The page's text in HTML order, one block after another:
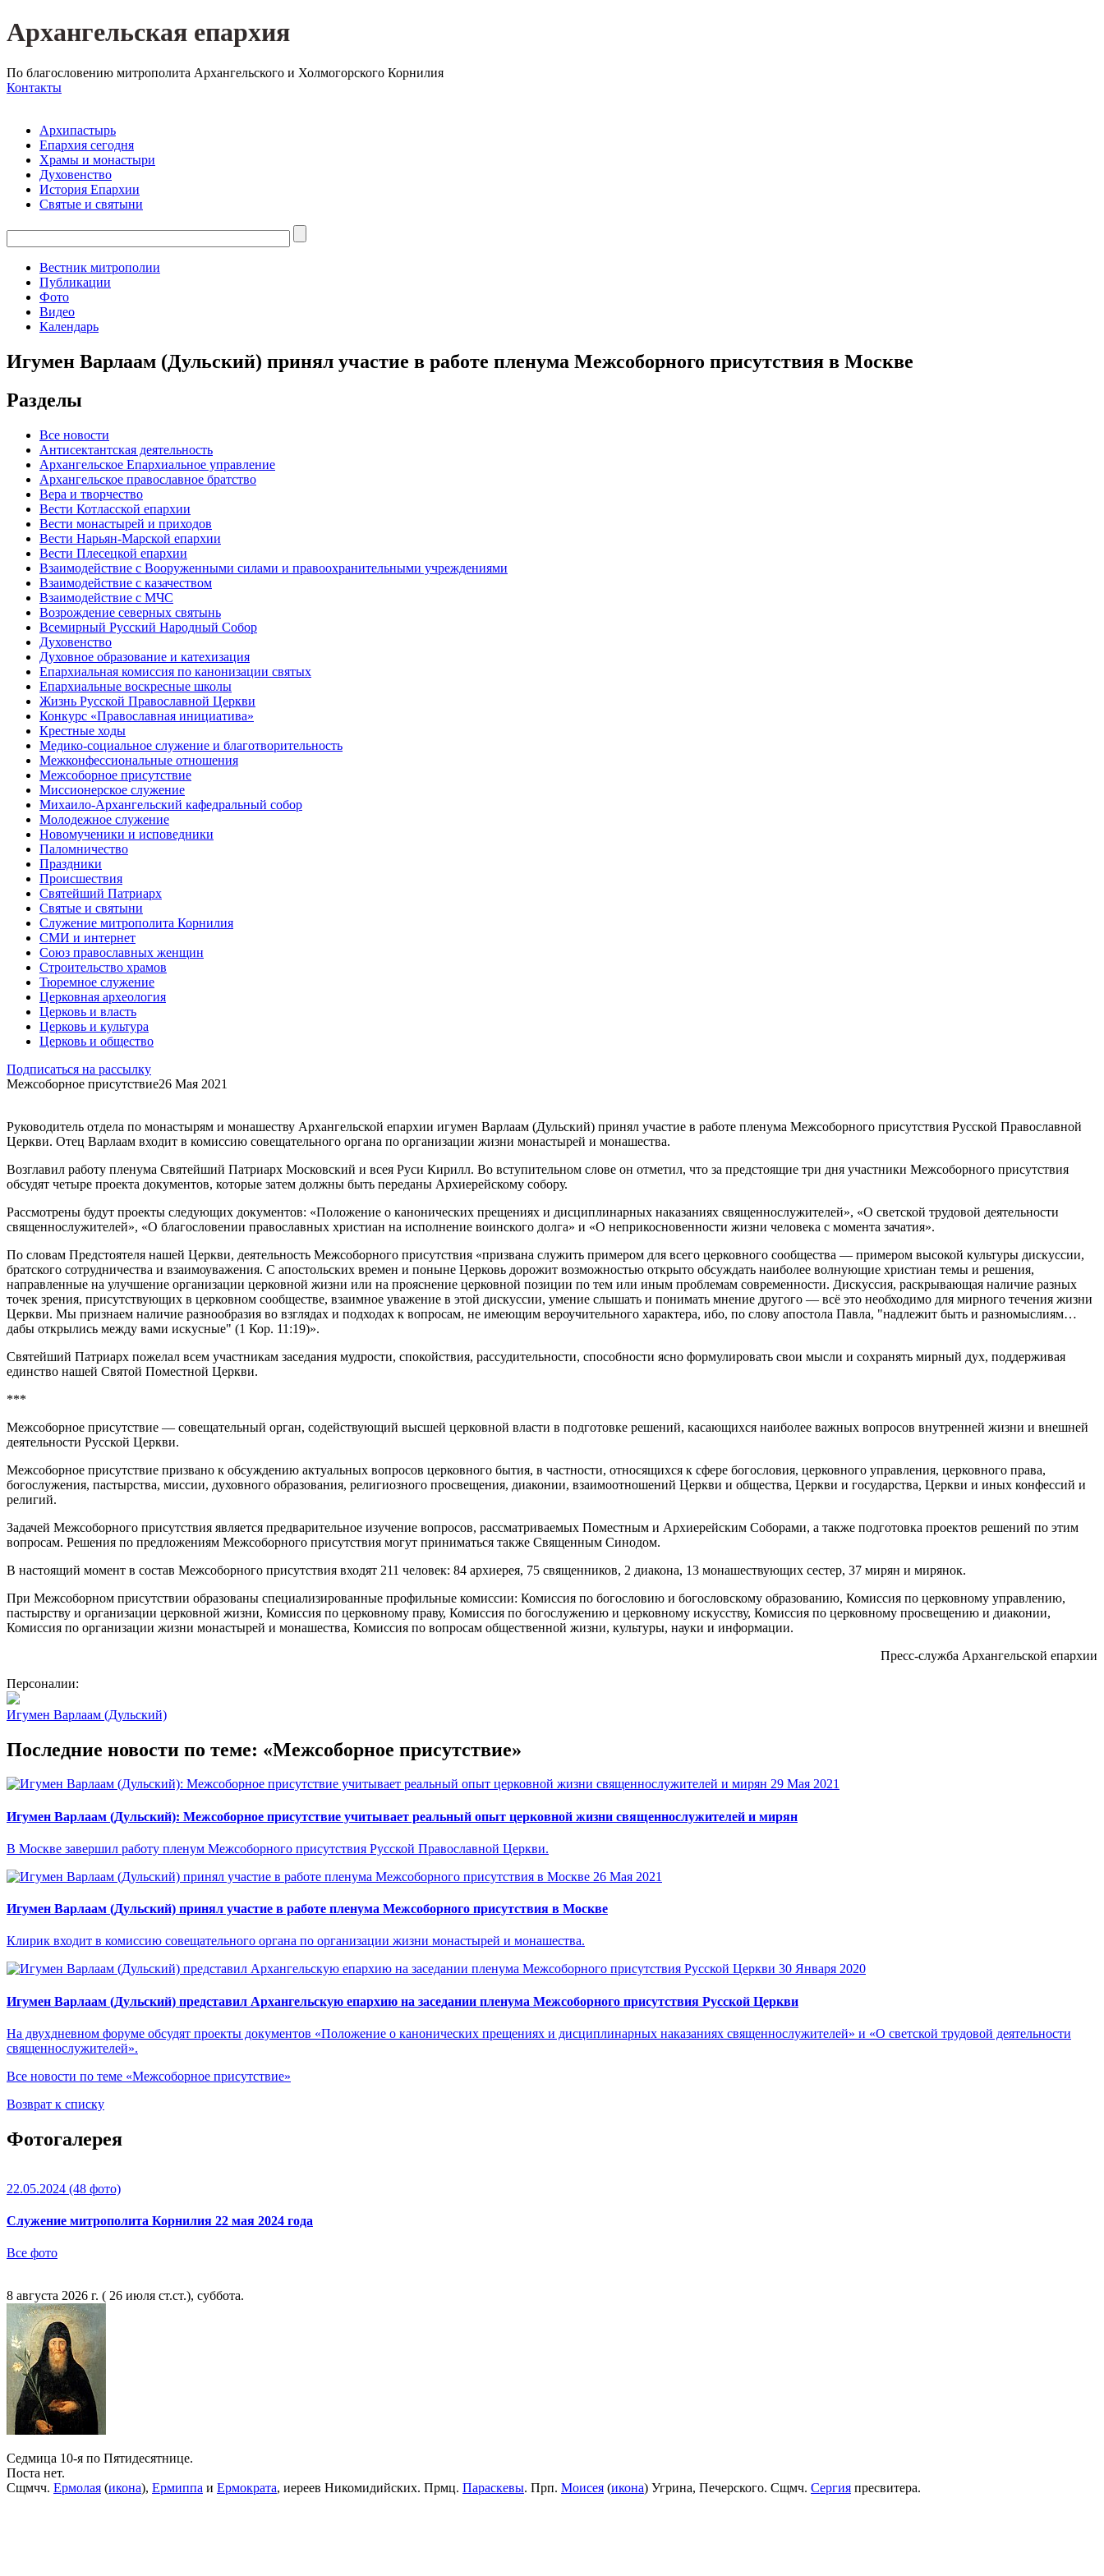
Архангельская епархия
По благословению митрополита Архангельского и Холмогорского Корнилия
Контакты
Архипастырь
Епархия сегодня
Храмы и монастыри
Духовенство
История Епархии
Святые и святыни
Вестник митрополии
Публикации
Фото
Видео
Календарь
Игумен Варлаам (Дульский) принял участие в работе пленума Межсоборного присутствия в Москве
Разделы
Все новости
Антисектантская деятельность
Архангельское Епархиальное управление
Архангельское православное братство
Вера и творчество
Вести Котласской епархии
Вести монастырей и приходов
Вести Нарьян-Марской епархии
Вести Плесецкой епархии
Взаимодействие с Вооруженными силами и правоохранительными учреждениями
Взаимодействие с казачеством
Взаимодействие с МЧС
Возрождение северных святынь
Всемирный Русский Народный Собор
Духовенство
Духовное образование и катехизация
Епархиальная комиссия по канонизации святых
Епархиальные воскресные школы
Жизнь Русской Православной Церкви
Конкурс «Православная инициатива»
Крестные ходы
Медико-социальное служение и благотворительность
Межконфессиональные отношения
Межсоборное присутствие
Миссионерское служение
Михаило-Архангельский кафедральный собор
Молодежное служение
Новомученики и исповедники
Паломничество
Праздники
Происшествия
Святейший Патриарх
Святые и святыни
Служение митрополита Корнилия
СМИ и интернет
Союз православных женщин
Строительство храмов
Тюремное служение
Церковная археология
Церковь и власть
Церковь и культура
Церковь и общество
Подписаться на рассылку
Межсоборное присутствие26 Мая 2021
Руководитель отдела по монастырям и монашеству Архангельской епархии игумен Варлаам (Дульский) принял участие в работе пленума Межсоборного присутствия Русской Православной
Церкви. Отец Варлаам входит в комиссию совещательного органа по организации жизни монастырей и монашества.
Возглавил работу пленума Святейший Патриарх Московский и всея Руси Кирилл. Во вступительном слове он отметил, что за предстоящие три дня участники Межсоборного присутствия
обсудят четыре проекта документов, которые затем должны быть переданы Архиерейскому собору.
Рассмотрены будут проекты следующих документов: «Положение о канонических прещениях и дисциплинарных наказаниях священнослужителей», «О светской трудовой деятельности
священнослужителей», «О благословении православных христиан на исполнение воинского долга» и «О неприкосновенности жизни человека с момента зачатия».
По словам Предстоятеля нашей Церкви, деятельность Межсоборного присутствия «призвана служить примером для всего церковного сообщества — примером высокой культуры дискуссии,
братского сотрудничества и взаимоуважения. С апостольских времен и поныне Церковь дорожит возможностью открыто обсуждать наиболее волнующие христиан темы и решения,
направленные на улучшение организации церковной жизни или на прояснение церковной позиции по тем или иным проблемам современности. Дискуссия, раскрывающая наличие разных
точек зрения, присутствующих в церковном сообществе, взаимное уважение в этой дискуссии, умение слышать и понимать мнение другого — всё это необходимо для мирного течения жизни
Церкви. Мы признаем наличие разнообразия во взглядах и подходах к вопросам, не имеющим вероучительного характера, ибо, по слову апостола Павла, "надлежит быть и разномыслиям…
дабы открылись между вами искусные" (1 Кор. 11:19)».
Святейший Патриарх пожелал всем участникам заседания мудрости, спокойствия, рассудительности, способности ясно формулировать свои мысли и сохранять мирный дух, поддерживая
единство нашей Святой Поместной Церкви.
***
Межсоборное присутствие — совещательный орган, содействующий высшей церковной власти в подготовке решений, касающихся наиболее важных вопросов внутренней жизни и внешней
деятельности Русской Церкви.
Межсоборное присутствие призвано к обсуждению актуальных вопросов церковного бытия, в частности, относящихся к сфере богословия, церковного управления, церковного права,
богослужения, пастырства, миссии, духовного образования, религиозного просвещения, диаконии, взаимоотношений Церкви и общества, Церкви и государства, Церкви и иных конфессий и
религий.
Задачей Межсоборного присутствия является предварительное изучение вопросов, рассматриваемых Поместным и Архиерейским Соборами, а также подготовка проектов решений по этим
вопросам. Решения по предложениям Межсоборного присутствия могут приниматься также Священным Синодом.
В настоящий момент в состав Межсоборного присутствия входят 211 человек: 84 архиерея, 75 священников, 2 диакона, 13 монашествующих сестер, 37 мирян и мирянок.
При Межсоборном присутствии образованы специализированные профильные комиссии: Комиссия по богословию и богословскому образованию, Комиссия по церковному управлению,
пастырству и организации церковной жизни, Комиссия по церковному праву, Комиссия по богослужению и церковному искусству, Комиссия по церковному просвещению и диаконии,
Комиссия по организации жизни монастырей и монашества, Комиссия по вопросам общественной жизни, культуры, науки и информации.
Пресс-служба Архангельской епархии
Персоналии:
Игумен Варлаам (Дульский)
Последние новости по теме: «Межсоборное присутствие»
29 Мая 2021
Игумен Варлаам (Дульский): Межсоборное присутствие учитывает реальный опыт церковной жизни священнослужителей и мирян
В Москве завершил работу пленум Межсоборного присутствия Русской Православной Церкви.
26 Мая 2021
Игумен Варлаам (Дульский) принял участие в работе пленума Межсоборного присутствия в Москве
Клирик входит в комиссию совещательного органа по организации жизни монастырей и монашества.
30 Января 2020
Игумен Варлаам (Дульский) представил Архангельскую епархию на заседании пленума Межсоборного присутствия Русской Церкви
На двухдневном форуме обсудят проекты документов «Положение о канонических прещениях и дисциплинарных наказаниях священнослужителей» и «О светской трудовой деятельности
священнослужителей».
Все новости по теме «Межсоборное присутствие»
Возврат к списку
Фотогалерея
22.05.2024 (48 фото)
Служение митрополита Корнилия 22 мая 2024 года
Все фото
8 августа 2026 г. ( 26 июля ст.ст.), суббота.
Седмица 10-я по Пятидесятнице.
Поста нет.
Сщмчч. Ермолая (икона), Ермиппа и Ермократа, иереев Никомидийских. Прмц. Параскевы. Прп. Моисея (икона) Угрина, Печерского. Сщмч. Сергия пресвитера.